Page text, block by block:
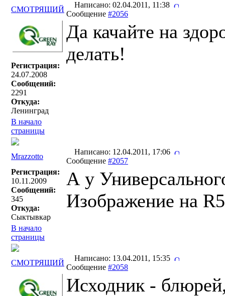
СМОТРЯЩИЙ
Написано: 02.04.2011, 11:38
Сообщение #2056
Регистрация:
24.07.2008
Сообщений:
2291
Откуда:
Ленинград
Да качайте на
делать!
В начало
страницы
Mrazzotto
Написано: 12.04.2011, 17:06
Сообщение #2057
Регистрация:
10.11.2009
Сообщений:
345
Откуда:
Сыктывкар
А у
Изображение на
В начало
страницы
СМОТРЯЩИЙ
Написано: 13.04.2011, 15:35
Сообщение #2058
Исходник -